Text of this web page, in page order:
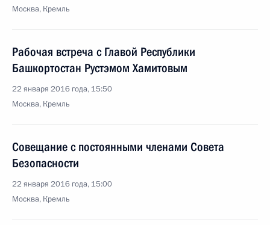
Москва, Кремль
Рабочая встреча с Главой Республики
Башкортостан Рустэмом Хамитовым
22 января 2016 года, 15:50
Москва, Кремль
Совещание с постоянными членами Совета
Безопасности
22 января 2016 года, 15:00
Москва, Кремль